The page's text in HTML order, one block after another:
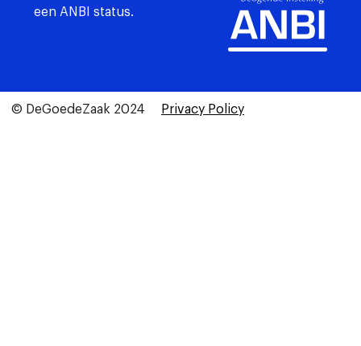
een ANBI status.
© DeGoedeZaak 2024 Privacy Policy